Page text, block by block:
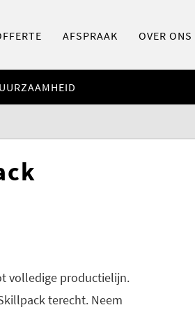
AFSPRAAK OVER ONS
volledige productielijn.
terecht. Neem